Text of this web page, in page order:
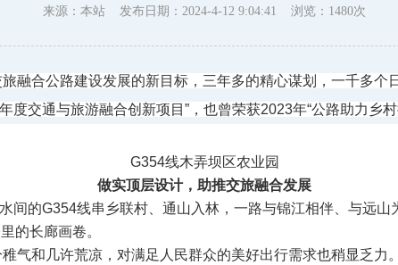
来源：本站 发布日期：2024-4-12 9:04:41 浏览： 1480次
融合公路建设发展的新目标，三年多的精心谋划，一千多个
度交通与旅游融合创新项目 ”，也曾荣获2023年“公路助力乡
G354线木弄坝区农业园
做实顶层设计，助推交旅融合发展
间的G354线串乡联村、通山入林，一路与锦江相伴、与远山
的长廊画卷。
气和几许荒凉，对满足人民群众的美好出行需求也稍显乏